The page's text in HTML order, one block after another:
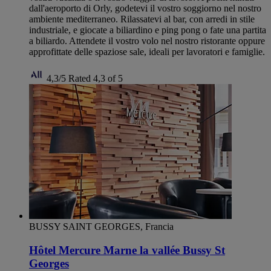
dall'aeroporto di Orly, godetevi il vostro soggiorno nel nostro
ambiente mediterraneo. Rilassatevi al bar, con arredi in stile
industriale, e giocate a biliardino e ping pong o fate una partita
a biliardo. Attendete il vostro volo nel nostro ristorante oppure
approfittate delle spaziose sale, ideali per lavoratori e famiglie.
4,3/5 Rated 4,3 of 5
BUSSY SAINT GEORGES, Francia
Hôtel Mercure Marne la vallée Bussy St
Georges